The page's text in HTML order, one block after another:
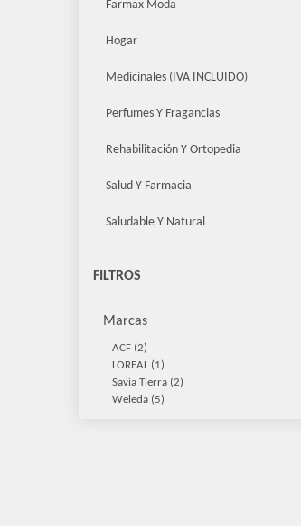
Farmax Moda
Hogar
Medicinales (IVA INCLUIDO)
Perfumes Y Fragancias
Rehabilitación Y Ortopedia
Salud Y Farmacia
Saludable Y Natural
FILTROS
Marcas
ACF (2)
LOREAL (1)
Savia Tierra (2)
Weleda (5)